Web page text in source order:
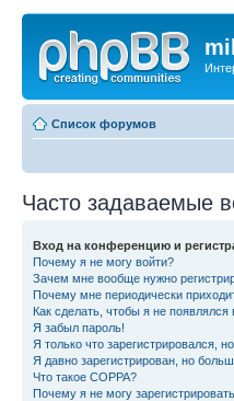
Список форумов
Часто задаваемые
Вход на конференцию и
Почему я не могу войти?
Зачем мне вообще нужно
Почему мне периодически
Как сделать, чтобы я не
Я забыл пароль!
Я только что зарегистрировался,
Я давно зарегистрирован, но
Что такое COPPA?
Почему я не могу